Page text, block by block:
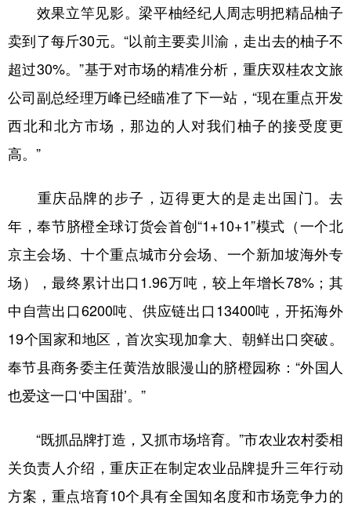
效果立竿见影。梁平柚经纪人周志明把精品柚子
卖到了每斤30元。“以前主要卖川渝，走出去的柚子不
超过30%。”基于对市场的精准分析，重庆双桂农文旅
公司副总经理万峰已经瞄准了下一站，“现在重点开发
西北和北方市场，那边的人对我们柚子的接受度更
高。”
重庆品牌的步子，迈得更大的是走出国门。去
年，奉节脐橙全球订货会首创“1+10+1”模式（一个北
京主会场、十个重点城市分会场、一个新加坡海外专
场），最终累计出口1.96万吨，较上年增长78%；其
中自营出口6200吨、供应链出口13400吨，开拓海外
19个国家和地区，首次实现加拿大、朝鲜出口突破。
奉节县商务委主任黄浩放眼漫山的脐橙园称：“外国人
也爱这一口‘中国甜’。”
“既抓品牌打造，又抓市场培育。”市农业农村委相
关负责人介绍，重庆正在制定农业品牌提升三年行动
方案，重点培育10个具有全国知名度和市场竞争力的